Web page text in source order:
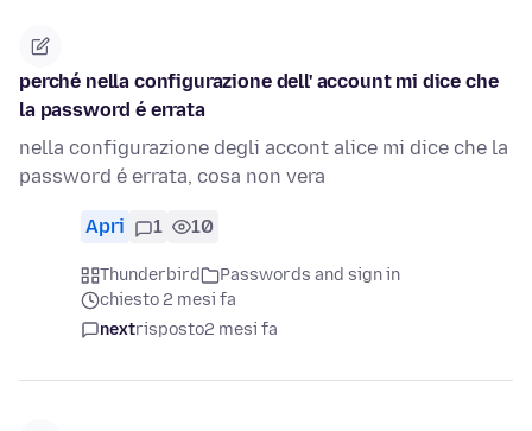
perché nella configurazione dell' account mi dice che
la password é errata
nella configurazione degli accont alice mi dice che la
password é errata, cosa non vera
Apri 1 10
Thunderbird
Passwords and sign in
chiesto 2 mesi fa
nextrisposto2 mesi fa